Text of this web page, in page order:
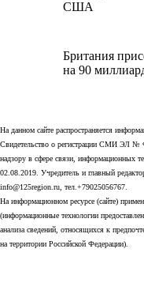
США
Британия
на 90
На данном сайте распространяется
Свидетельство о регистрации СМИ ЭЛ
надзору в сфере связи, информационных
02.08.2019. Учредитель и главный
info@125region.ru, тел.+79025056767.
На информационном ресурсе (сайте)
(информационные технологии
анализа сведений, относящихся к
на территории Российской Федерации).